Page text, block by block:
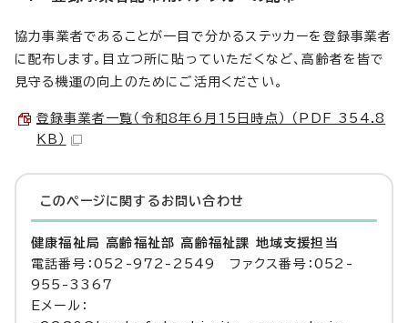
協力事業者であることが一目で分かるステッカーを登録事業者
に配布します。目立つ所に貼っていただくなど、高齢者を皆で
見守る機運の向上のためにご活用ください。
登録事業者一覧（令和8年6月15日時点） （PDF 354.8
KB）
このページに関する お問い合わせ
健康福祉局 高齢福祉部 高齢福祉課 地域支援担当
電話番号：052-972-2549 ファクス番号：052-
955-3367
Eメール：